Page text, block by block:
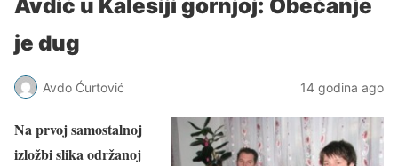
Avdić u Kalesiji gornjoj: Obećanje
je dug
Avdo Ćurtović 14 godina ago
Na prvoj samostalnoj
izložbi slika održanoj